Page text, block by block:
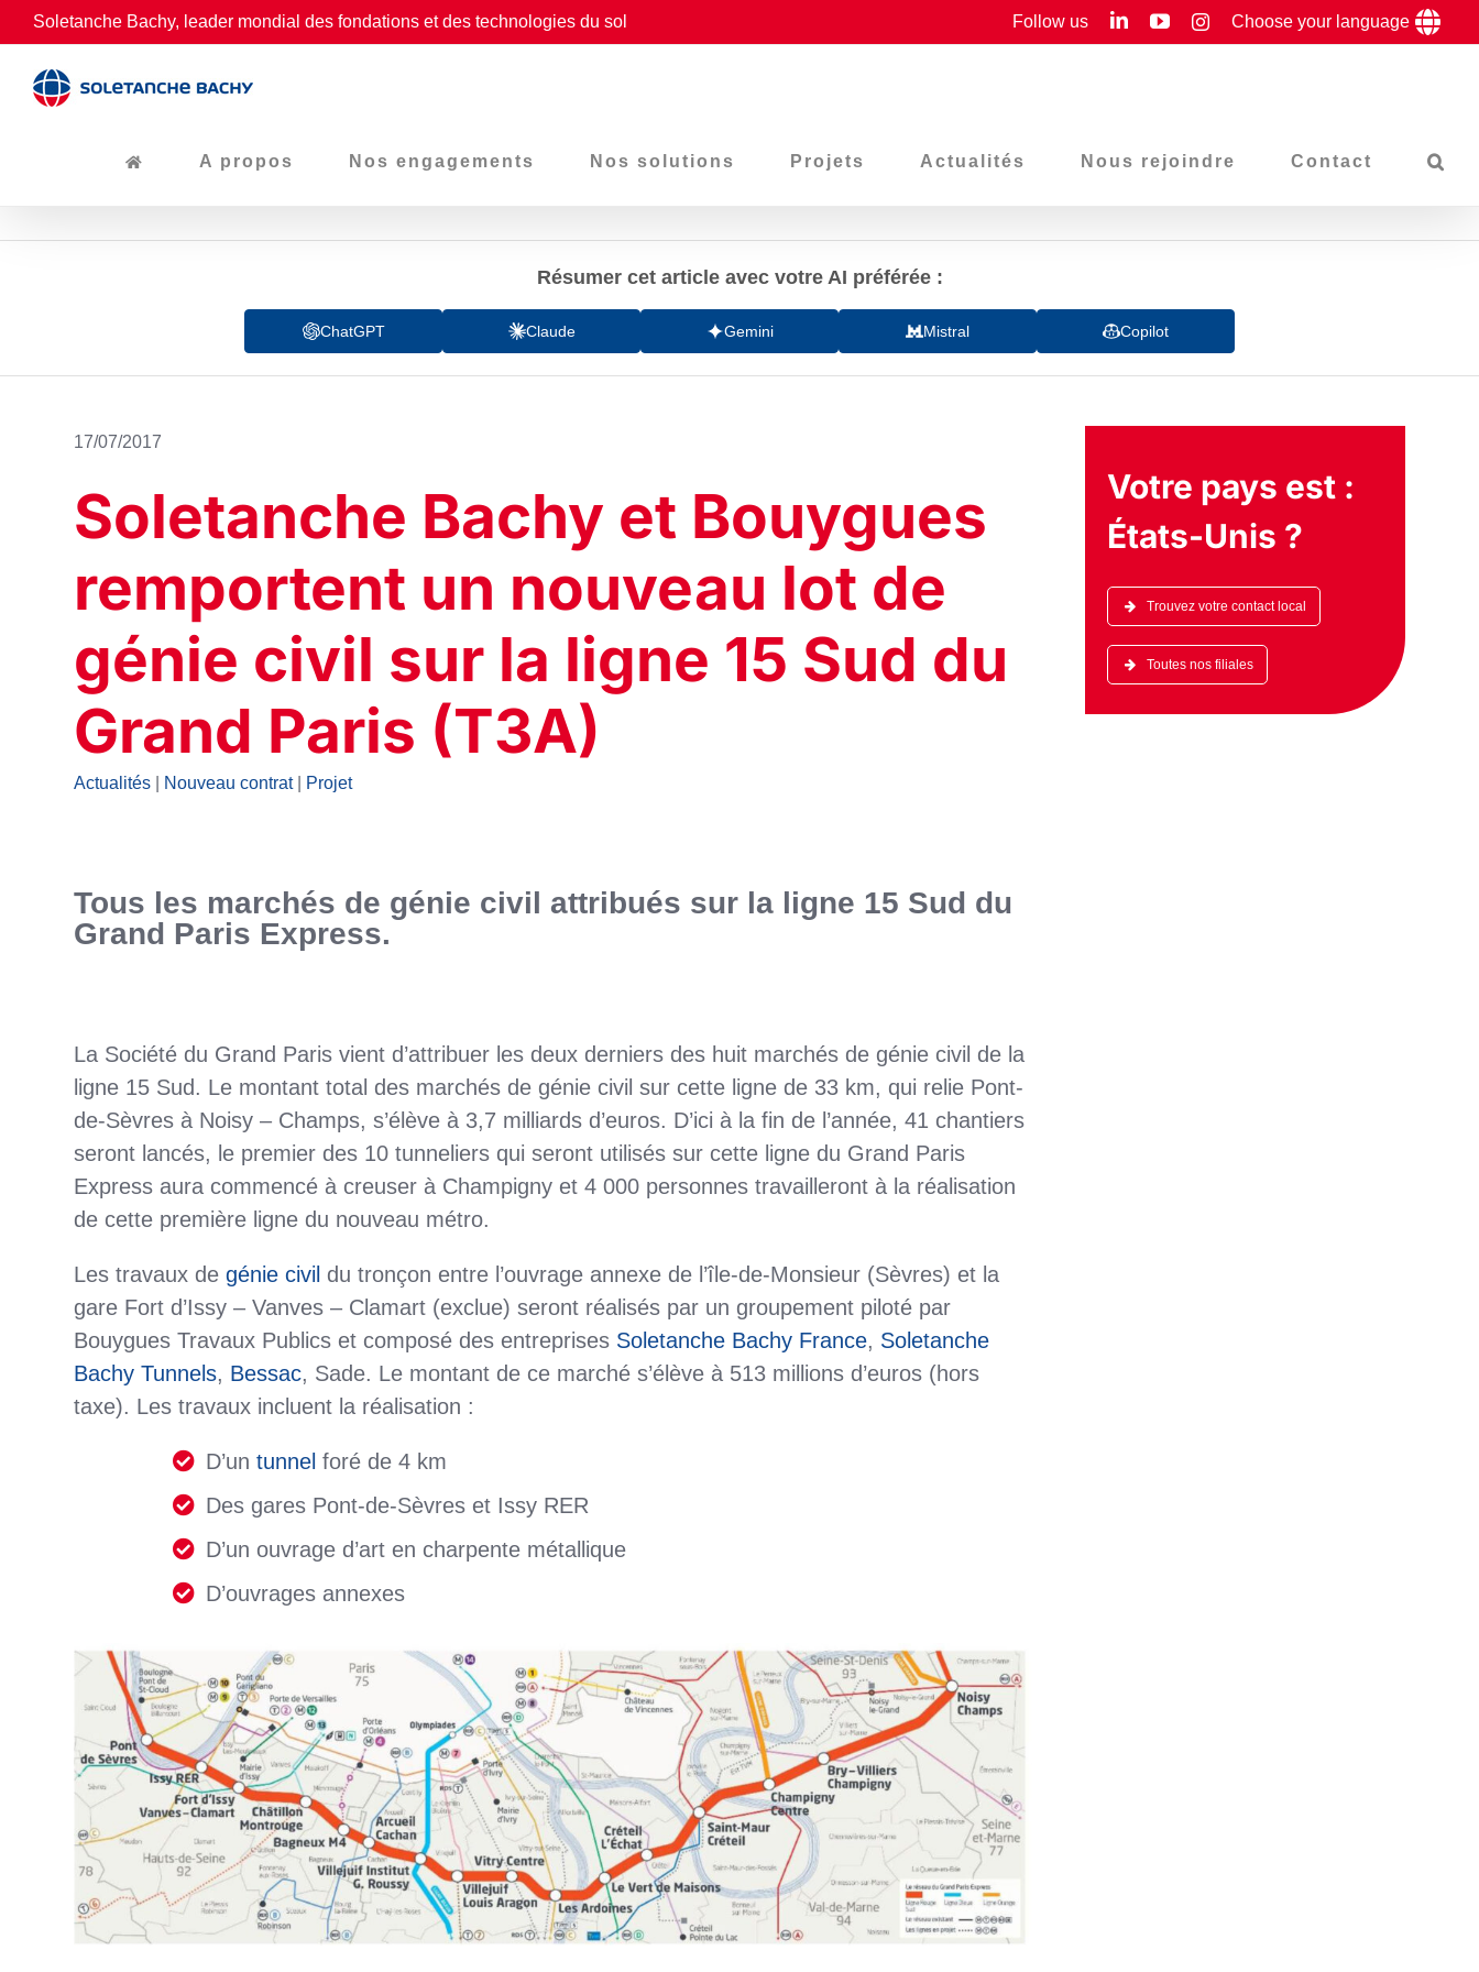
Passer
au
contenu
Soletanche Bachy, leader mondial des fondations et des technologies du sol Follow us LinkedInYouTubeInstagram
Choose your language
A propos Nos engagements Nos solutions Projets Actualités Nous rejoindre Contact
Résumer cet article avec votre AI préférée :
ChatGPT Claude Gemini Mistral Copilot
17/07/2017
Soletanche Bachy et Bouygues
remportent un nouveau lot de
génie civil sur la ligne 15 Sud du
Grand Paris (T3A)
Actualités Nouveau contrat| Projet
Tous les marchés de génie civil attribués sur la ligne 15 Sud du
Grand Paris Express.
La Société du Grand Paris vient d’attribuer les deux derniers des huit marchés de génie civil de la
ligne 15 Sud. Le montant total des marchés de génie civil sur cette ligne de 33 km, qui relie Pont-
de-Sèvres à Noisy – Champs, s’élève à 3,7 milliards d’euros. D’ici à la fin de l’année, 41 chantiers
seront lancés, le premier des 10 tunneliers qui seront utilisés sur cette ligne du Grand Paris
Express aura commencé à creuser à Champigny et 4 000 personnes travailleront à la réalisation
de cette première ligne du nouveau métro.
Les travaux degénie civil du tronçon entre l’ouvrage annexe de l’île-de-Monsieur (Sèvres) et la
gare Fort d’Issy – Vanves – Clamart (exclue) seront réalisés par un groupement piloté par
Bouygues Travaux Publics et composé des entreprises Soletanche Bachy France, Soletanche
Bachy Tunnels, Bessac, Sade. Le montant de ce marché s’élève à 513 millions d’euros (hors
taxe). Les travaux incluent la réalisation :
D’untunnel foré de 4 km
Des gares Pont-de-Sèvres et Issy RER
D’un ouvrage d’art en charpente métallique
D’ouvrages annexes
Votre pays est :
États-Unis ?
Trouvez votre contact local
Toutes nos filiales